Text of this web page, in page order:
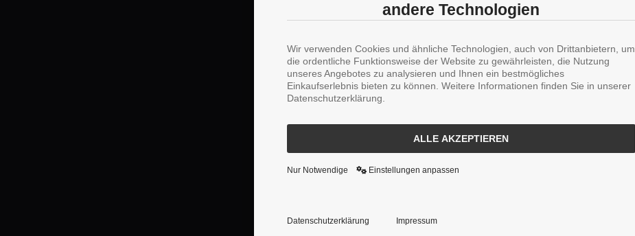
andere Technologien
Wir verwenden Cookies und ähnliche Technologien, auch von Drittanbietern, um
die ordentliche Funktionsweise der Website zu gewährleisten, die Nutzung
unseres Angebotes zu analysieren und Ihnen ein bestmögliches
Einkaufserlebnis bieten zu können. Weitere Informationen finden Sie in unserer
Datenschutzerklärung.
ALLE AKZEPTIEREN
Nur Notwendige Einstellungen anpassen
Datenschutzerklärung Impressum